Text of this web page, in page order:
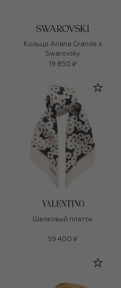
Кольцо Ariana Grande x
Swarovsky
19 850 ₽
Шелковый платок
59 400 ₽